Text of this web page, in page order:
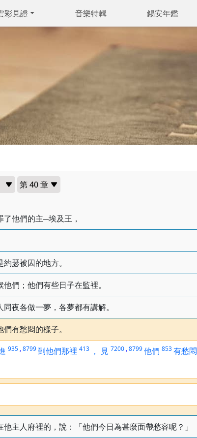
彩見證 音樂特輯 錫安年鑑
他們的主─埃及王，
瑟被囚的地方。
們；他們有些日子在監裡。
夜各做一夢，各夢都有講解。
有愁悶的樣子。
935 ,8799到他們那裡 413 ， 見 7200 ,8799他們 853有愁悶
主人府裡的，說：「他們今日為甚麼面帶愁容呢？」